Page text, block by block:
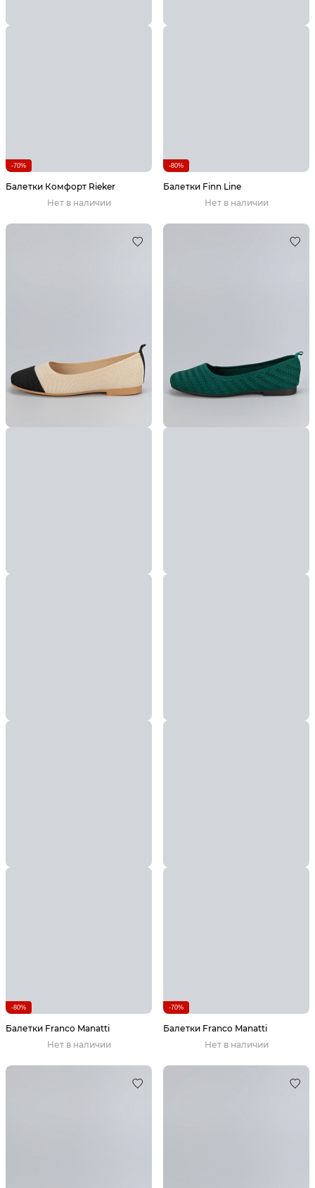
-70%
Балетки Комфорт Rieker
Нет в наличии
-80%
Балетки Finn Line
Нет в наличии
-80%
Балетки Franco Manatti
Нет в наличии
-70%
Балетки Franco Manatti
Нет в наличии